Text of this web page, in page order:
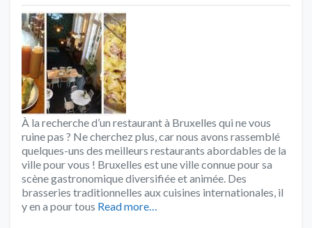
À la recherche d’un restaurant à Bruxelles qui ne vous
ruine pas ? Ne cherchez plus, car nous avons rassemblé
quelques-uns des meilleurs restaurants abordables de la
ville pour vous ! Bruxelles est une ville connue pour sa
scène gastronomique diversifiée et animée. Des
brasseries traditionnelles aux cuisines internationales, il
y en a pour tous Read more…